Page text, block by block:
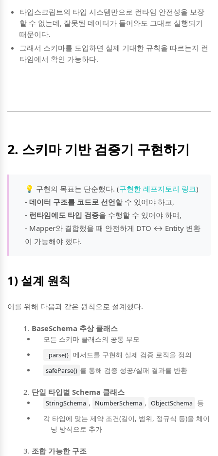
타입스크립트의 타입 시스템만으로 런타임 안전성을 보장
할 수 없는데, 잘못된 데이터가 들어와도 그대로 실행되기
때문이다.
그래서 스키마를 도입하면 실제 기대한 규칙을 따르는지 런
타임에서 확인 가능하다.
2. 스키마 기반 검증기 구현하기
💡 구현의 목표는 단순했다. (구현한 레포지토리 링크)
- 데이터 구조를 코드로 선언할 수 있어야 하고,
- 런타임에도 타입 검증을 수행할 수 있어야 하며,
- Mapper와 결합했을 때 안전하게 DTO ↔ Entity 변환
이 가능해야 했다.
1) 설계 원칙
이를 위해 다음과 같은 원칙으로 설계했다.
BaseSchema 추상 클래스
모든 스키마 클래스의 공통 부모
_parse() 메서드를 구현해 실제 검증 로직을 정의
safeParse() 를 통해 검증 성공/실패 결과를 반환
단일 타입별 Schema 클래스
StringSchema , NumberSchema , ObjectSchema
등
각 타입에 맞는 제약 조건(길이, 범위, 정규식 등)을 체이
닝 방식으로 추가
조합 가능한 구조